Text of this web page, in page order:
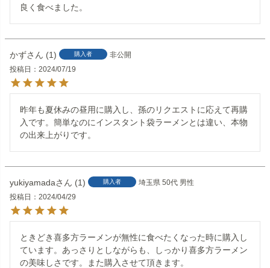
良く食べました。
かず 1 購入者
非公開
投稿日
2024/07/19
昨年も夏休みの昼用に購入し、孫のリクエストに応えて再購
入です。簡単なのにインスタント袋ラーメンとは違い、本物
の出来上がりです。
yukiyamada 1 購入者 埼玉県 50代 男性
投稿日
2024/04/29
ときどき喜多方ラーメンが無性に食べたくなった時に購入し
ています。あっさりとしながらも、しっかり喜多方ラーメン
の美味しさです。また購入させて頂きます。